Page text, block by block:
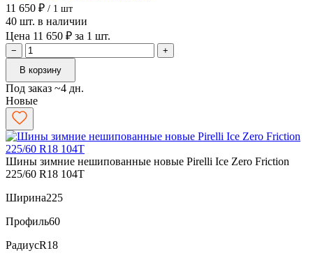
11 650 ₽ / 1 шт
40 шт. в наличии
Цена 11 650 ₽ за 1 шт.
−
+
В корзину
Под заказ ~4 дн.
Новые
Шины зимние нешипованные новые Pirelli Ice Zero Friction
225/60 R18 104T
Ширина225
Профиль60
РадиусR18